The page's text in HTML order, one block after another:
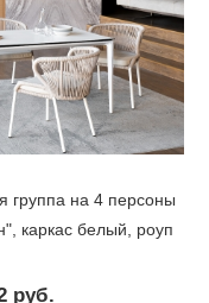
группа на 4 персоны
каркас белый, роуп
руб.